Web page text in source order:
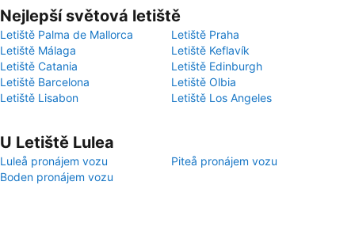
Nejlepší světová letiště
Letiště Palma de Mallorca
Letiště Praha
Letiště Málaga
Letiště Keflavík
Letiště Catania
Letiště Edinburgh
Letiště Barcelona
Letiště Olbia
Letiště Lisabon
Letiště Los Angeles
U Letiště Lulea
Luleå pronájem vozu
Piteå pronájem vozu
Boden pronájem vozu